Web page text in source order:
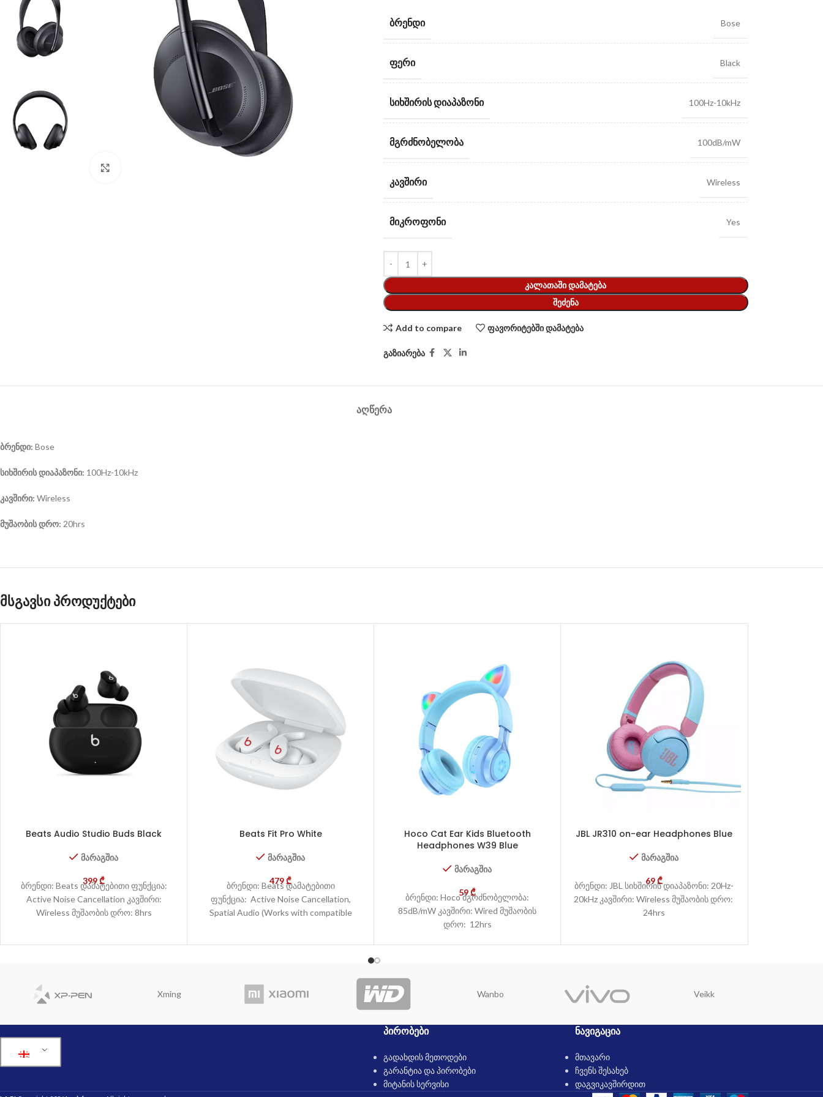
ᲑᲠᲔᲜᲓᲘ Bose
ᲤᲔᲠᲘ Black
ᲡᲘᲮᲨᲘᲠᲘᲡ ᲓᲘᲐᲞᲐᲖᲝᲜᲘ 100Hz-10kHz
ᲛᲒᲠᲫᲜᲝᲑᲔᲚᲝᲑᲐ 100dB/mW
ᲙᲐᲕᲨᲘᲠᲘ Wireless
ᲛᲘᲙᲠᲝᲤᲝᲜᲘ Yes
ᲙᲐᲚᲐᲗᲐᲨᲘ ᲓᲐᲛᲐᲢᲔᲑᲐ
ᲨᲔᲫᲔᲜᲐ
Add to compare ფავორიტებში დამატება
გაზიარება
ᲐᲦᲬᲔᲠᲐ
ბრენდი: Bose
სიხშირის დიაპაზონი: 100Hz-10kHz
კავშირი: Wireless
მუშაობის დრო: 20hrs
მსგავსი პროდუქტები
Beats Audio Studio Buds Black
მარაგშია
399₾
ბრენდი: Beats დამატებითი ფუნქცია:
Active Noise Cancellation კავშირი:
Wireless მუშაობის დრო: 8hrs
Beats Fit Pro White
მარაგშია
479₾
ბრენდი: Beats დამატებითი
ფუნქცია: Active Noise Cancellation,
Spatial Audio (Works with compatible
Hoco Cat Ear Kids Bluetooth
Headphones W39 Blue
მარაგშია
59₾
ბრენდი: Hoco მგრძნობელობა:
85dB/mW კავშირი: Wired მუშაობის
დრო: 12hrs
JBL JR310 on-ear Headphones Blue
მარაგშია
69₾
ბრენდი: JBL სიხშირის დიაპაზონი: 20Hz-
20kHz კავშირი: Wireless მუშაობის დრო:
24hrs
Xming Wanbo Veikk
ᲞᲘᲠᲝᲑᲔᲑᲘ
გადახდის მეთოდები
გარანტია და პირობები
მიტანის სერვისი
ᲜᲐᲕᲘᲒᲐᲪᲘᲐ
მთავარი
ჩვენს შესახებ
დაგვიკავშირდით